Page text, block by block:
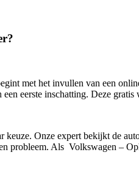
met het invullen van een
eerste inschatting. Deze
keuze. Onze expert bekijkt de
probleem. Als Volkswagen –